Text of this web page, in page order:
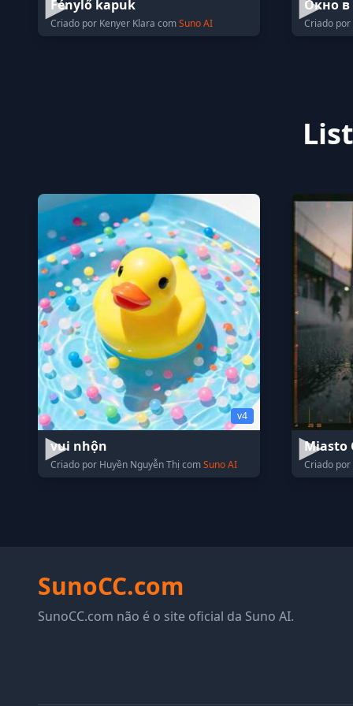
Fénylő kapuk
Criado por Kenyer Klara comSuno AI
Окно
Criado por
v4
vui nhộn
Criado por Huyền Nguyễn Thị comSuno AI
Miasto
Criado por
SunoCC.com
SunoCC.com não é o site oficial da Suno AI.